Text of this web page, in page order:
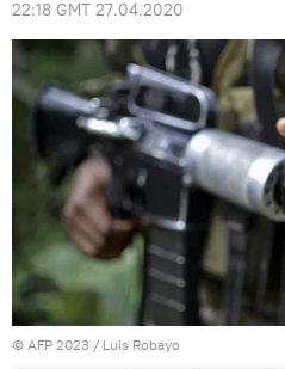
22:18 GMT 27.04.2020
© AFP 2023 / Luis Robayo